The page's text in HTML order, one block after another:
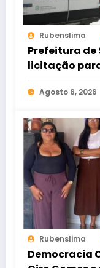
Rubenslima
Prefeitura de
licitação
de
Agosto 6, 2026
Rubenslima
Democracia